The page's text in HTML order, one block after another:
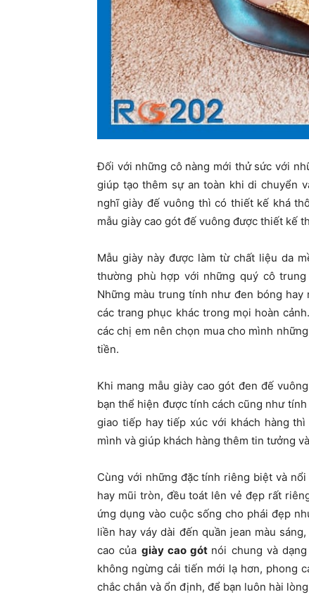
Đối với những cô nàng mới thử sức với
giúp tạo thêm sự an toàn khi di chuyển
nghĩ giày đế vuông thì có thiết kế khá
mẫu giày cao gót đế vuông được thiết kế
Mẫu giày này được làm từ chất liệu da
thường phù hợp với những quý cô
Những màu trung tính như đen bóng
các trang phục khác trong mọi hoàn
các chị em nên chọn mua cho mình
tiền.
Khi mang mẫu giày cao gót đen đế
bạn thể hiện được tính cách cũng như
giao tiếp hay tiếp xúc với khách hàng
mình và giúp khách hàng thêm tin tưởng
Cùng với những đặc tính riêng biệt và nổi
hay mũi tròn, đều toát lên vẻ đẹp rất
ứng dụng vào cuộc sống cho phái đẹp
liền hay váy dài đến quần jean màu
cao của giày cao gót nói chung và
không ngừng cải tiến mới lạ hơn, phong
chắc chắn và ổn định, để bạn luôn hài